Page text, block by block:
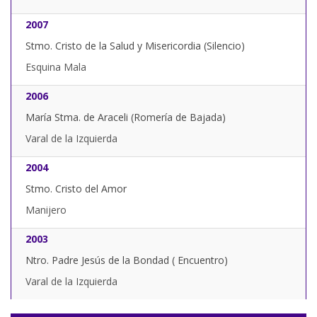
2007
Stmo. Cristo de la Salud y Misericordia (Silencio)
Esquina Mala
2006
María Stma. de Araceli (Romería de Bajada)
Varal de la Izquierda
2004
Stmo. Cristo del Amor
Manijero
2003
Ntro. Padre Jesús de la Bondad ( Encuentro)
Varal de la Izquierda